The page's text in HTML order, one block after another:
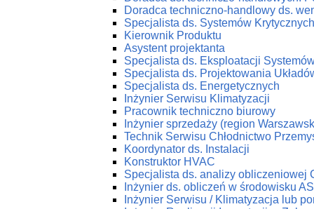
Doradca techniczno-handlowy ds.
Specjalista ds. Systemów Krytycznych
Kierownik Produktu
Asystent projektanta
Specjalista ds. Eksploatacji
Specjalista ds. Projektowania
Specjalista ds. Energetycznych
Inżynier Serwisu Klimatyzacji
Pracownik techniczno biurowy
Inżynier sprzedaży (region
Technik Serwisu Chłodnictwo
Koordynator ds. Instalacji
Konstruktor HVAC
Specjalista ds. analizy obliczeniowej
Inżynier ds. obliczeń w środowisku
Inżynier Serwisu / Klimatyzacja lub